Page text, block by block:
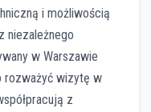
i możliwością
niezależnego
w Warszawie
rozważyć wizytę w
z